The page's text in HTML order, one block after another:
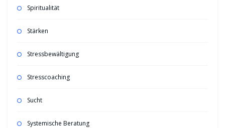
Spiritualität
Stärken
Stressbewältigung
Stresscoaching
Sucht
Systemische Beratung